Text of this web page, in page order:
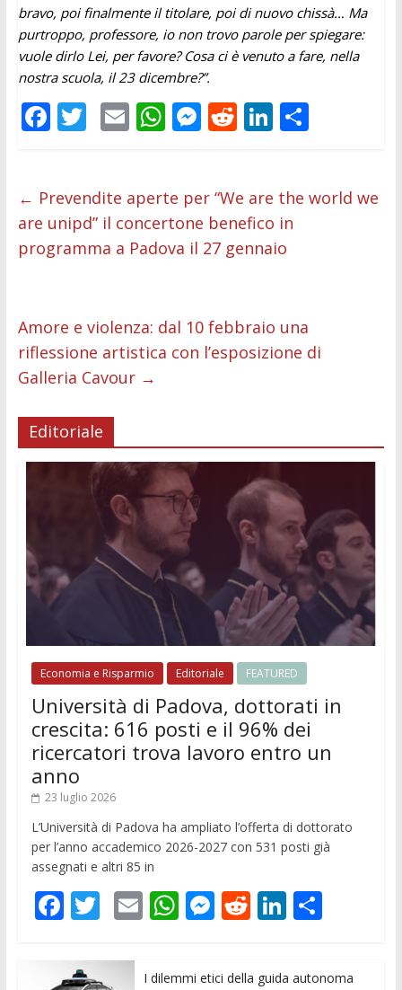
bravo, poi finalmente il titolare, poi di nuovo chissà… Ma
purtroppo, professore, io non trovo parole per spiegare:
vuole dirlo Lei, per favore? Cosa ci è venuto a fare, nella
nostra scuola, il 23 dicembre?”.
F
b
o
o
T
er
E
l
W
s
A
p
M
e
n
g
R
di
t
Li
e
dI
n
C
di
← Prevendite aperte per “We are the world we
are unipd” il concertone benefico in
programma a Padova il 27 gennaio
Amore e violenza: dal 10 febbraio una
riflessione artistica con l’esposizione di
Galleria Cavour →
Editoriale
Economia e Risparmio Editoriale FEATURED
Università di Padova, dottorati in
crescita: 616 posti e il 96% dei
ricercatori trova lavoro entro un
anno
23 luglio 2026
L’Università di Padova ha ampliato l’offerta di dottorato
per l’anno accademico 2026-2027 con 531 posti già
assegnati e altri 85 in
F
e
T
itt
E
ai
W M
ss
R Li C
I dilemmi etici della guida autonoma